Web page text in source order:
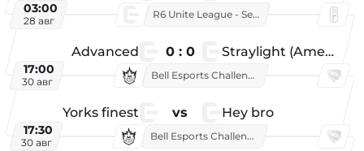
03:00
28 авг
R6 Unite League - Season 1
Advanced 0 : 0 Straylight (American team)
17:00
30 авг
Bell Esports Challenge 2026
Yorks finest vs Hey bro
17:30
30 авг
Bell Esports Challenge 2026